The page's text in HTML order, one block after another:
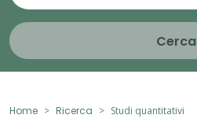
Cerca
Home Ricerca Studi quantitativi